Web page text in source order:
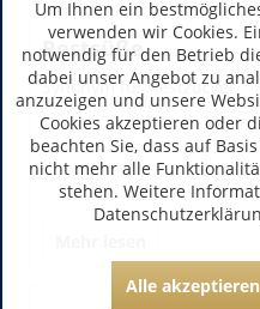
Restsüße
Synonym für Restzucker
Um Ihnen ein
verwenden wir Cookies.
notwendig für den Betrieb
dabei unser Angebot zu
anzuzeigen und unsere
Cookies akzeptieren oder
beachten Sie, dass auf
nicht mehr alle
stehen. Weitere
Alle akzeptieren